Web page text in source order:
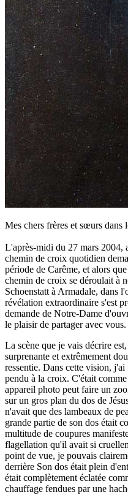
Mes chers frères et sœurs dans
L'après-midi du 27 mars 2004,
chemin de croix quotidien
période de Carême, et alors
chemin de croix se déroulait à
Schoenstatt à Armadale, dans
révélation extraordinaire s'est
demande de Notre-Dame
le plaisir de partager avec vous.
La scène que je vais décrire
surprenante et extrêmement
ressentie. Dans cette vision,
pendu à la croix. C'était
appareil photo peut faire un
sur un gros plan du dos de
n'avait que des lambeaux de
grande partie de son dos était
multitude de coupures
flagellation qu'il avait si
point de vue, je pouvais
derrière Son dos était plein
était complètement éclatée
chauffage fendues par une